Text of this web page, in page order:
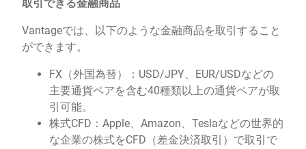
取引できる金融商品
Vantageでは、以下のような金融商品を取引すること
ができます。
FX（外国為替）：USD/JPY、EUR/USDなどの
主要通貨ペアを含む40種類以上の通貨ペアが取
引可能。
株式CFD：Apple、Amazon、Teslaなどの世界的
な企業の株式をCFD（差金決済取引）で取引で